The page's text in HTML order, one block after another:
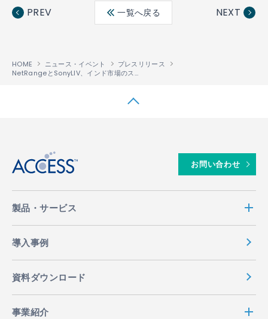
ebo ter
edin
PREV 一覧へ戻る NEXT
HOME ニュース・イベント
プレスリリース
NetRangeとSonyLIV、インド市場のスマートテレビ向け動画配信サービスで協業
お問い合わせ
製品・サービス
導入事例
資料ダウンロード
事業紹介